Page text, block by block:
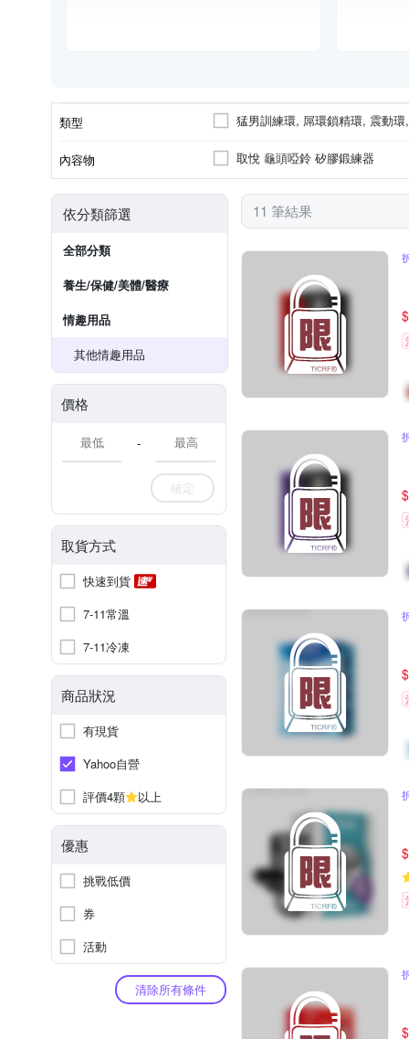
類型
猛男訓練環, 屌環鎖精環, 震動
輔助調情工具
龜頭訓練器
內容物 取悅 龜頭啞鈴 矽膠鍛練器
依分類篩選
全部分類
養生/保健/美體/醫療
情趣用品
其他情趣用品
價格
-
確定
取貨方式
快速到貨
7-11常溫
7-11冷凍
商品狀況
有現貨
Yahoo自營
評價4顆
以上
優惠
挑戰低價
券
活動
清除所有條件
11 筆結果
$
$
$
$
$